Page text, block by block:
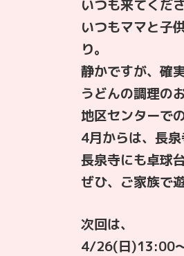
いつも来てくだ
いつもママと子
り。
静かですが、確
うどんの調理の
地区センターで
4月からは、長泉
長泉寺にも卓球
ぜひ、ご家族で
次回は、
4/26(日)13:00